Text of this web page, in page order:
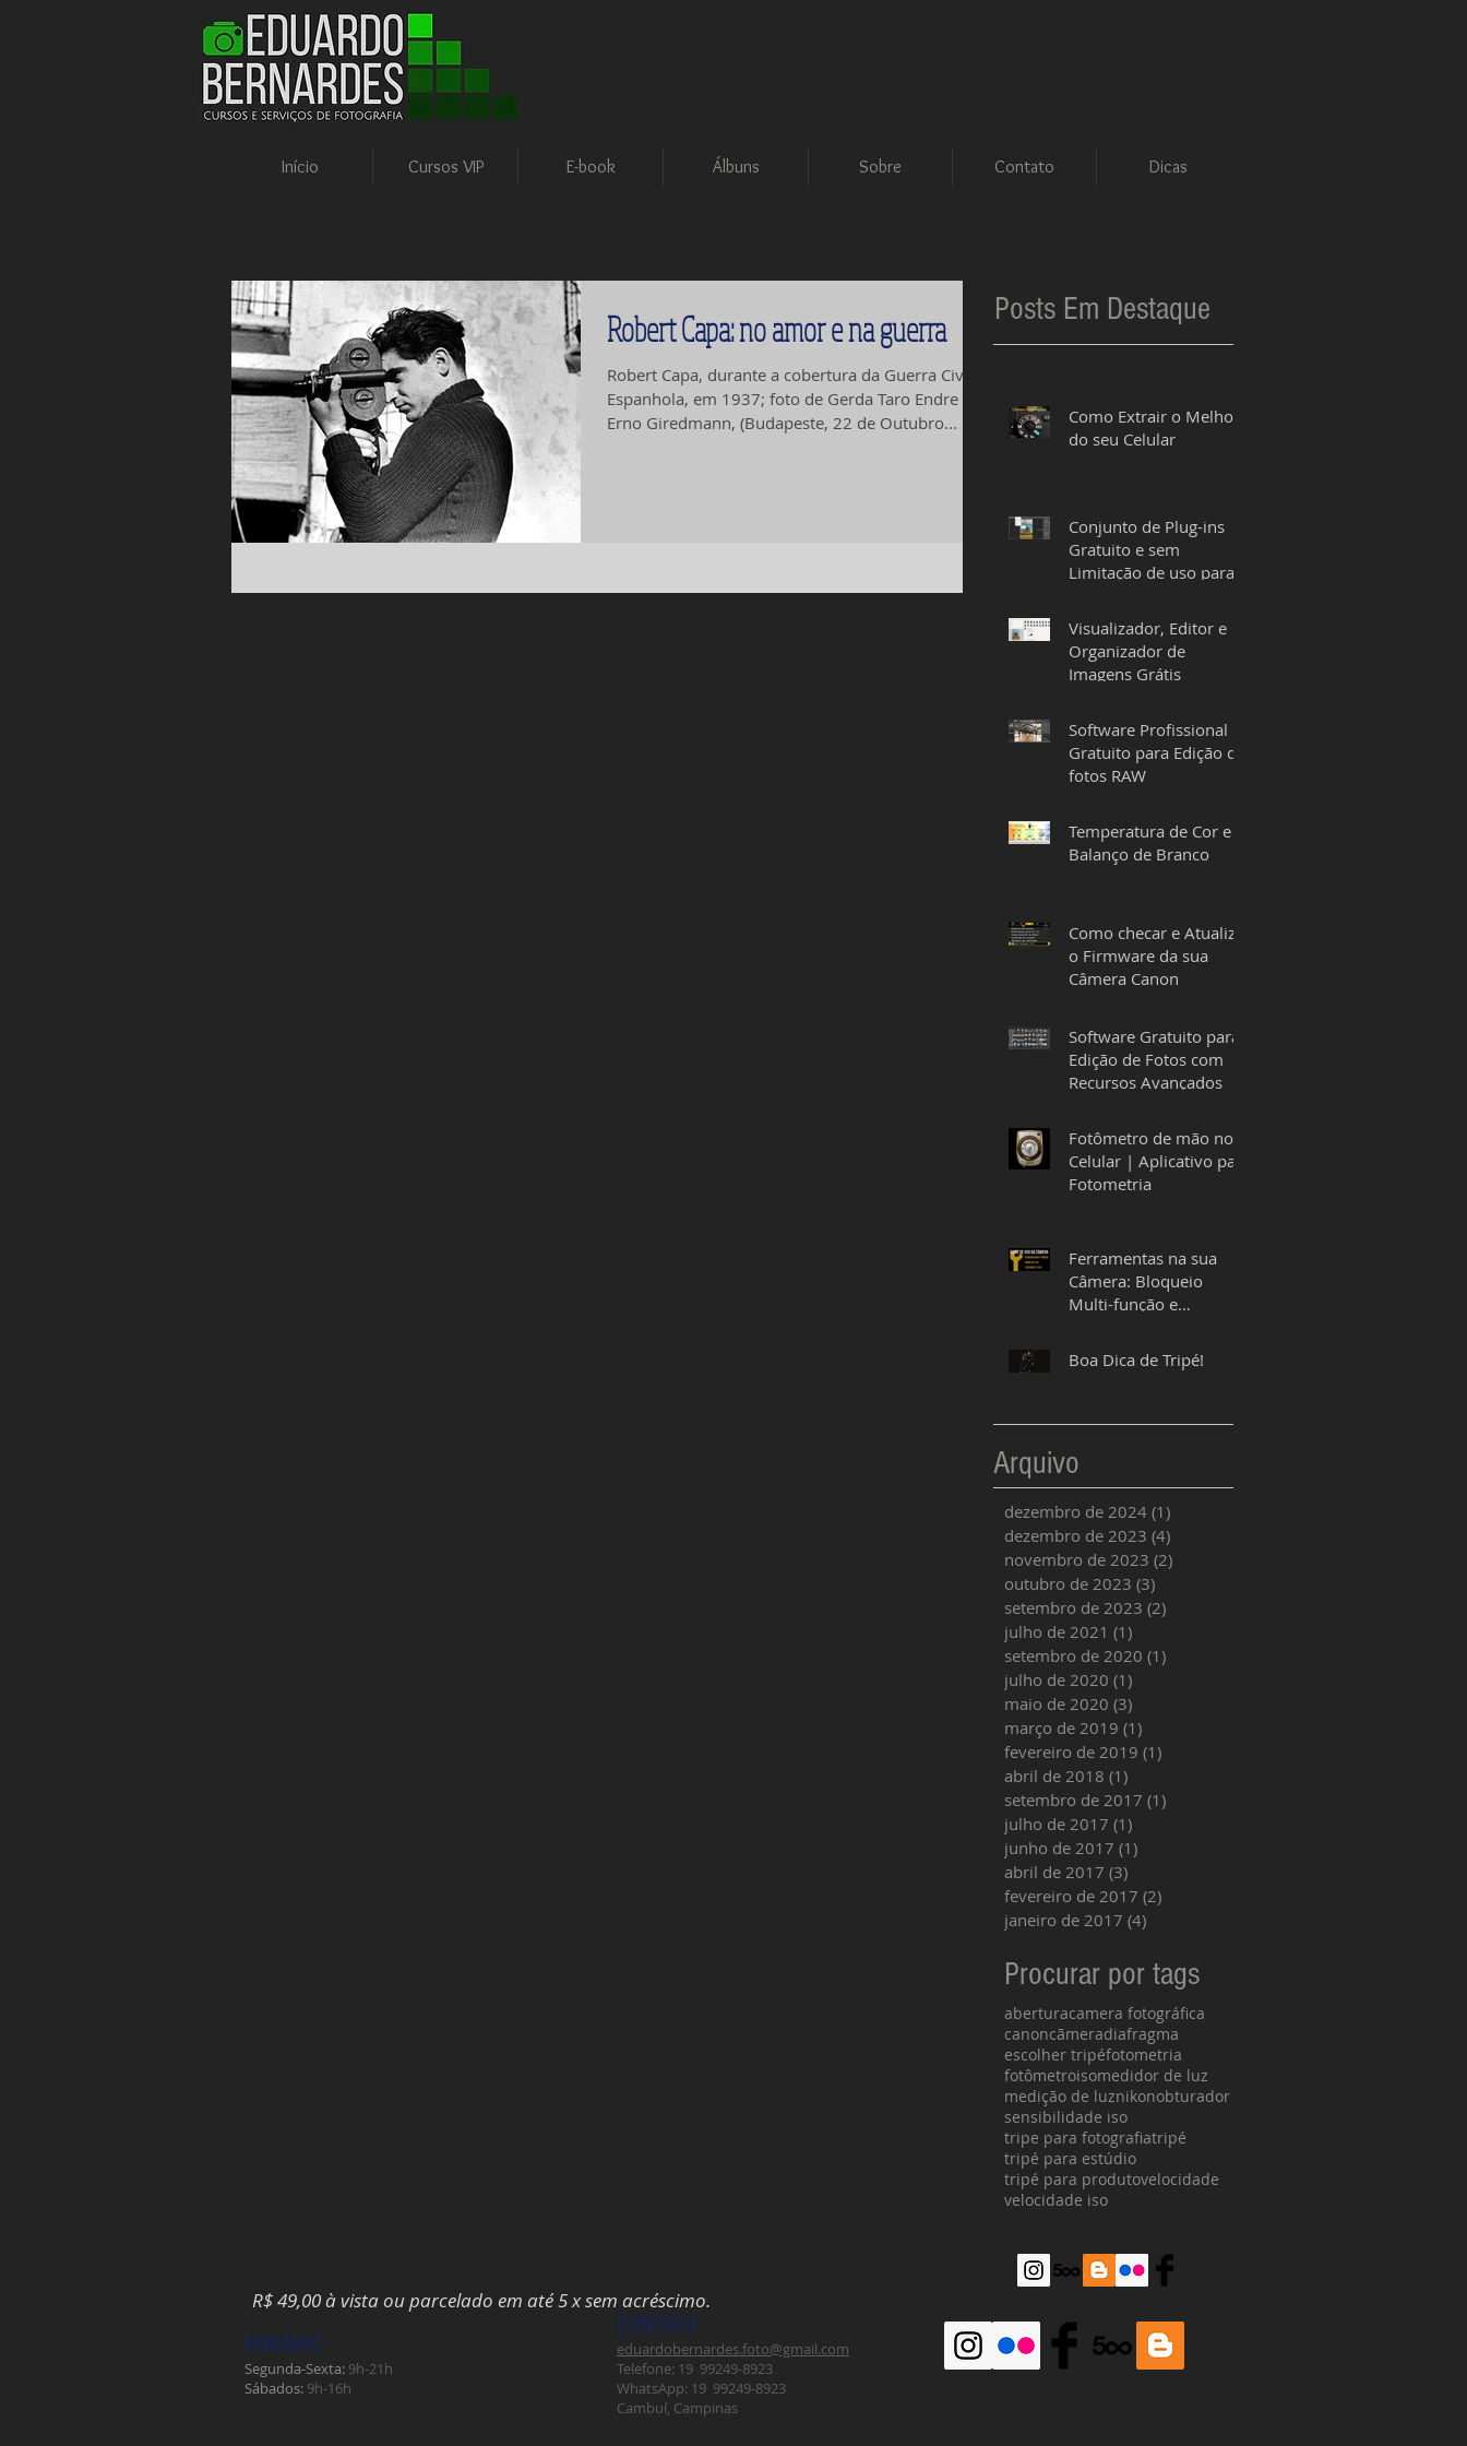
Cursos e Serviços
Início Cursos VIP E-book Álbuns Sobre Contato Dicas
Robert Capa: no amor e na guerra
Robert Capa, durante a cobertura da Guerra Civil
Espanhola, em 1937; foto de Gerda Taro Endre
Erno Giredmann, (Budapeste, 22 de Outubro...
Posts Em Destaque
Como Extrair o Melhor
do seu Celular
Conjunto de Plug-ins
Gratuito e sem
Limitação de uso para
Visualizador, Editor e
Organizador de
Imagens Grátis
Software Profissional e
Gratuito para Edição de
fotos RAW
Temperatura de Cor e o
Balanço de Branco
Como checar e Atualizar
o Firmware da sua
Câmera Canon
Software Gratuito para
Edição de Fotos com
Recursos Avançados
Fotômetro de mão no
Celular | Aplicativo para
Fotometria
Ferramentas na sua
Câmera: Bloqueio
Multi-função e
Boa Dica de Tripé!
Arquivo
dezembro de 2024 (1)
dezembro de 2023 (4)
novembro de 2023 (2)
outubro de 2023 (3)
setembro de 2023 (2)
julho de 2021 (1)
setembro de 2020 (1)
julho de 2020 (1)
maio de 2020 (3)
março de 2019 (1)
fevereiro de 2019 (1)
abril de 2018 (1)
setembro de 2017 (1)
julho de 2017 (1)
junho de 2017 (1)
abril de 2017 (3)
fevereiro de 2017 (2)
janeiro de 2017 (4)
Procurar por tags
aberturacamera fotográfica
canoncãmeradiafragma
escolher tripéfotometria
fotômetroisomedidor de luz
medição de luznikonobturador
sensibilidade iso
tripe para fotografiatripé
tripé para estúdio
tripé para produtovelocidade
velocidade iso
HORÁRIO
Segunda-Sexta: 9h-21h
​Sábados: 9h-16h
CONTATO
eduardobernardes.foto@gmail.com
Telefone: 19 99249-8923
WhatsApp: 19 99249-8923
Cambuí, Campinas
R$ 49,00 à vista ou parcelado em até 5 x sem acréscimo.